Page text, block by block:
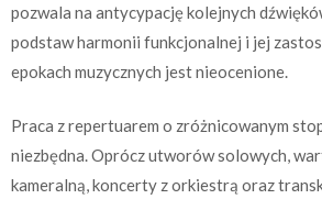
pozwala na antycypację kolejnych
podstaw harmonii funkcjonalnej i jej
epokach muzycznych jest nieocenione.
Praca z repertuarem o zróżnicowanym
niezbędna. Oprócz utworów solowych,
kameralną, koncerty z orkiestrą oraz